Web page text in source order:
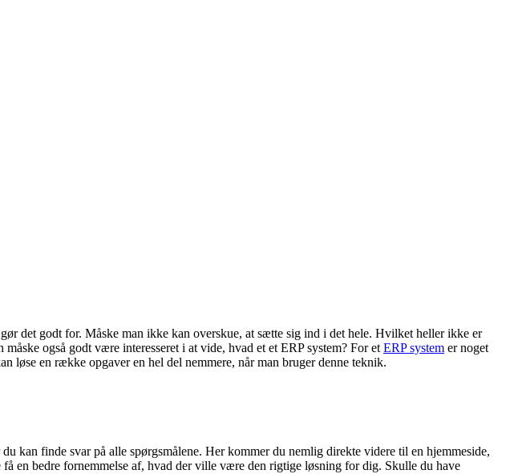
det godt for. Måske man ikke kan overskue, at sætte sig ind i det hele. Hvilket heller ikke er
også godt være interesseret i at vide, hvad et et ERP system? For et ERP system er noget
løse en række opgaver en hel del nemmere, når man bruger denne teknik.
kan finde svar på alle spørgsmålene. Her kommer du nemlig direkte videre til en hjemmeside,
en bedre fornemmelse af, hvad der ville være den rigtige løsning for dig. Skulle du have